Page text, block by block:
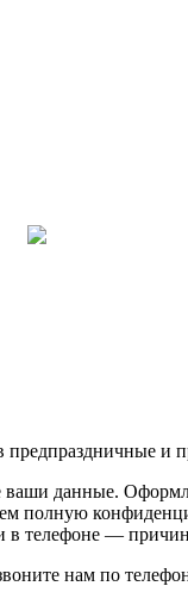
и
данные.
полную
телефоне —
нам по